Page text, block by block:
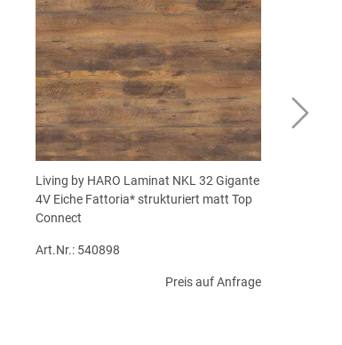
Living by HARO Laminat NKL 32 Gigante
4V Eiche Fattoria* strukturiert matt Top
Connect
Art.Nr.: 540898
Preis auf Anfrage